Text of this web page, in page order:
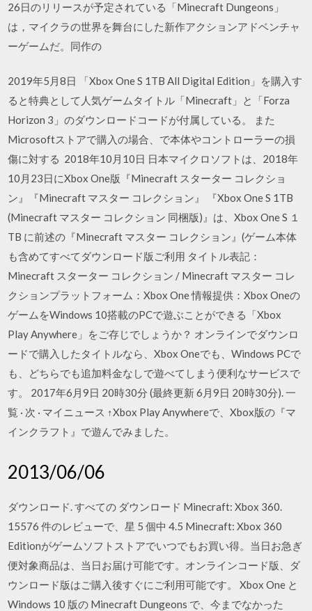
26日のリリースが予定されている「Minecraft Dungeons」
は，マイクラの世界を舞台にした新作アクションアドベンチャ
ーゲームだ。同作の
2019年5月8日 「Xbox One S 1TB All Digital Edition」を購入す
ると特典として人気ゲームタイトル「Minecraft」と「Forza
Horizon 3」のダウンロードコードが付属している。 また
Microsoftストアで購入の場合、で本体やコントローラーの損
傷に対する 2018年10月10日 日本マイクロソフトは、2018年
10月23日にXbox One版『Minecraft スターター コレクショ
ン』『Minecraft マスター コレクション』 『Xbox One S 1TB
(Minecraft マスター コレクション 同梱版)』は、Xbox One S １
TB に前述の『Minecraft マスター コレクション』(ゲーム本体
も含めてすべてダウンロード版ご利用 タイトル表記：
Minecraft スターター コレクション / Minecraft マスター コレ
クションプラットフォーム：Xbox One 情報提供：Xbox Oneの
ゲームをWindows 10搭載のPCで遊ぶことができる「Xbox
Play Anywhere」をご存じでしょうか？ オンラインでダウンロ
ードで購入したタイトルなら、Xbox Oneでも、Windows PCで
も、どちらでも追加料金なしで遊べてしまう便利なサービスで
す。 2017年6月9日 20時30分 (最終更新 6月9日 20時30分). 一
覧 · 次 · マイニュース ↑Xbox Play Anywhereで、Xbox版の『マ
インクラフト』で遊んでみました。
2013/06/06
ダウンロード. すべての ダウンロード Minecraft: Xbox 360.
15576 件のレビューで、星 5 個中 4.5 Minecraft: Xbox 360
Editionがゲームソフトストアでいつでもお買い得。当日お急ぎ
便対象商品は、当日お届け可能です。オンラインコード版、ダ
ウンロード版はご購入後すぐにご利用可能です。 Xbox One と
Windows 10 版の Minecraft Dungeons で、今までなかった